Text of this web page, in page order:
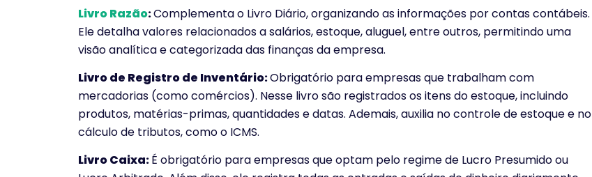
Livro Razão:Complementa o Livro Diário, organizando as informações por contas contábeis.
Ele detalha valores relacionados a salários, estoque, aluguel, entre outros, permitindo uma
visão analítica e categorizada das finanças da empresa.
Livro de Registro de Inventário:Obrigatório para empresas que trabalham com
mercadorias (como comércios). Nesse livro são registrados os itens do estoque, incluindo
produtos, matérias-primas, quantidades e datas. Ademais, auxilia no controle de estoque e no
cálculo de tributos, como o ICMS.
Livro Caixa:É obrigatório para empresas que optam pelo regime de Lucro Presumido ou